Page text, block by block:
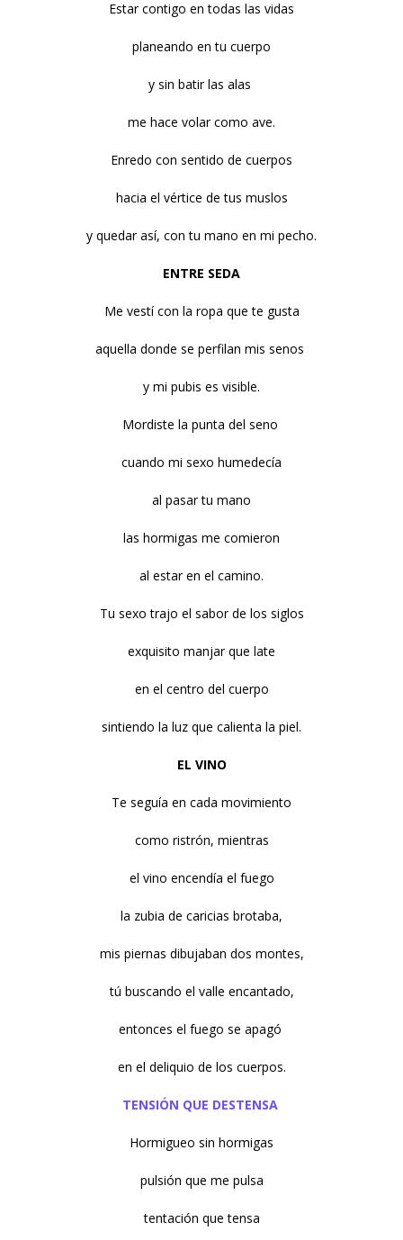
Estar contigo en todas las vidas
planeando en tu cuerpo
y sin batir las alas
me hace volar como ave.
Enredo con sentido de cuerpos
hacia el vértice de tus muslos
y quedar así, con tu mano en mi pecho.
ENTRE SEDA
Me vestí con la ropa que te gusta
aquella donde se perfilan mis senos
y mi pubis es visible.
Mordiste la punta del seno
cuando mi sexo humedecía
al pasar tu mano
las hormigas me comieron
al estar en el camino.
Tu sexo trajo el sabor de los siglos
exquisito manjar que late
en el centro del cuerpo
sintiendo la luz que calienta la piel.
EL VINO
Te seguía en cada movimiento
como ristrón, mientras
el vino encendía el fuego
la zubia de caricias brotaba,
mis piernas dibujaban dos montes,
tú buscando el valle encantado,
entonces el fuego se apagó
en el deliquio de los cuerpos.
TENSIÓN QUE DESTENSA
Hormigueo sin hormigas
pulsión que me pulsa
tentación que tensa